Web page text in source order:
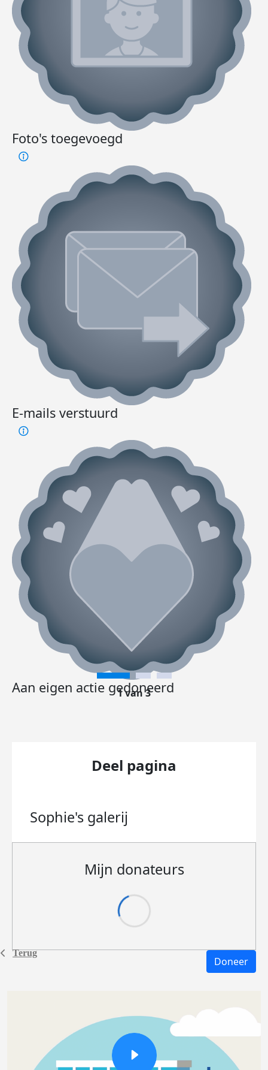
Terug
Foto's toegevoegd
E-mails verstuurd
Aan eigen actie gedoneerd
1 van 3
Deel pagina
Sophie's galerij
Mijn donateurs
Doneer